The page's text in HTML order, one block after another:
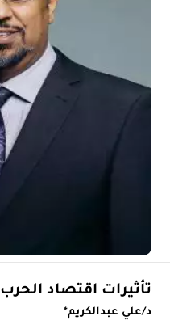
تأثيرات اقتصاد الحرب
د/علي عبدالكريم*